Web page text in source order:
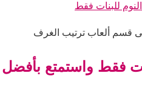
للبنات فقط
قسم ألعاب ترتيب الغرف
فقط واستمتع بأفضل